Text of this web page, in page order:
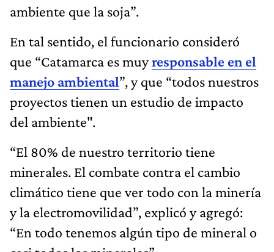
ambiente que la soja”.
En tal sentido, el funcionario consideró
que “Catamarca es muyresponsable en el
manejo ambiental”, y que “todos nuestros
proyectos tienen un estudio de impacto
del ambiente".
“El 80% de nuestro territorio tiene
minerales. El combate contra el cambio
climático tiene que ver todo con la minería
y la electromovilidad”, explicó y agregó:
“En todo tenemos algún tipo de mineral o